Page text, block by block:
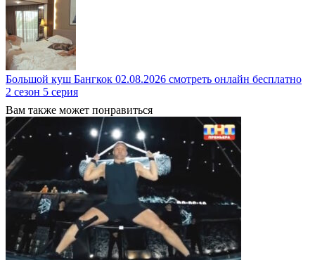
Большой куш Бангкок 02.08.2026 смотреть онлайн бесплатно
2 сезон 5 серия
Вам также может понравиться